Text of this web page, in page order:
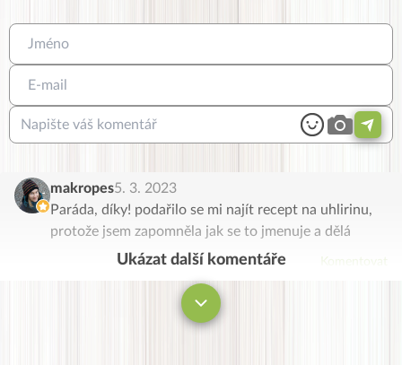
makropes5. 3. 2023
Paráda, díky! podařilo se mi najít recept na uhlirinu,
protože jsem zapomněla jak se to jmenuje a dělá
Komentovat
Ukázat další komentáře